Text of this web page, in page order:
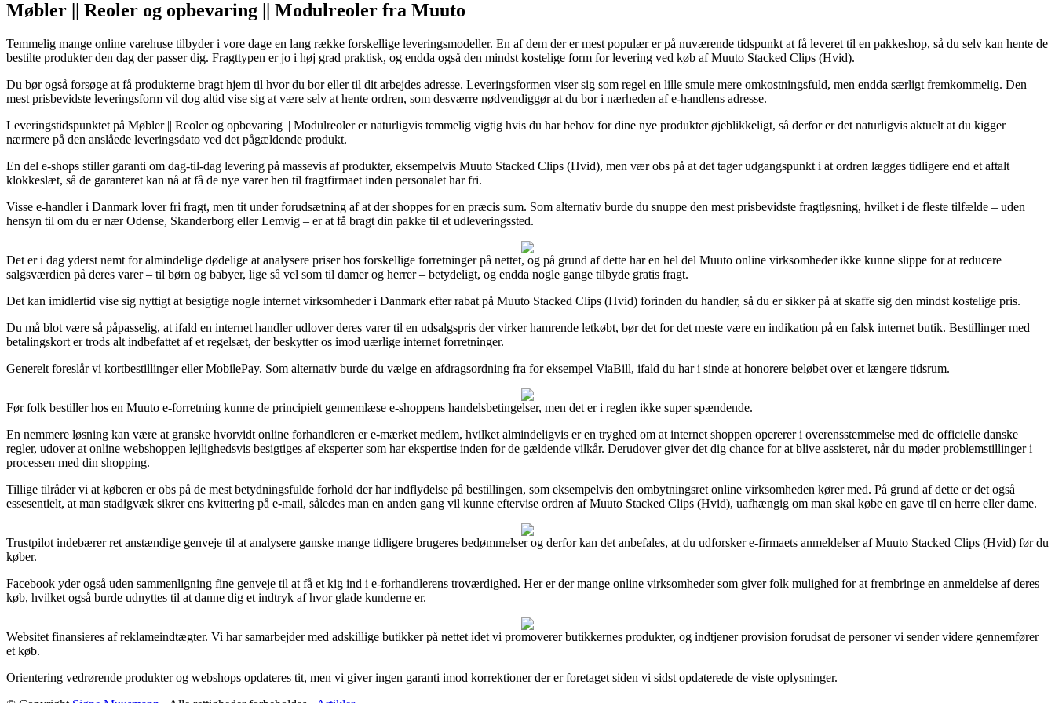
Møbler || Reoler og opbevaring || Modulreoler fra Muuto
Temmelig mange online varehuse tilbyder i vore dage en lang række forskellige leveringsmodeller. En af dem der er mest populær er på nuværende tidspunkt at få leveret til en pakkeshop, så du selv kan hente de
bestilte produkter den dag der passer dig. Fragttypen er jo i høj grad praktisk, og endda også den mindst kostelige form for levering ved køb af Muuto Stacked Clips (Hvid).
Du bør også forsøge at få produkterne bragt hjem til hvor du bor eller til dit arbejdes adresse. Leveringsformen viser sig som regel en lille smule mere omkostningsfuld, men endda særligt fremkommelig. Den
mest prisbevidste leveringsform vil dog altid vise sig at være selv at hente ordren, som desværre nødvendiggør at du bor i nærheden af e-handlens adresse.
Leveringstidspunktet på Møbler || Reoler og opbevaring || Modulreoler er naturligvis temmelig vigtig hvis du har behov for dine nye produkter øjeblikkeligt, så derfor er det naturligvis aktuelt at du kigger
nærmere på den anslåede leveringsdato ved det pågældende produkt.
En del e-shops stiller garanti om dag-til-dag levering på massevis af produkter, eksempelvis Muuto Stacked Clips (Hvid), men vær obs på at det tager udgangspunkt i at ordren lægges tidligere end et aftalt
klokkeslæt, så de garanteret kan nå at få de nye varer hen til fragtfirmaet inden personalet har fri.
Visse e-handler i Danmark lover fri fragt, men tit under forudsætning af at der shoppes for en præcis sum. Som alternativ burde du snuppe den mest prisbevidste fragtløsning, hvilket i de fleste tilfælde – uden
hensyn til om du er nær Odense, Skanderborg eller Lemvig – er at få bragt din pakke til et udleveringssted.
Det er i dag yderst nemt for almindelige dødelige at analysere priser hos forskellige forretninger på nettet, og på grund af dette har en hel del Muuto online virksomheder ikke kunne slippe for at reducere
salgsværdien på deres varer – til børn og babyer, lige så vel som til damer og herrer – betydeligt, og endda nogle gange tilbyde gratis fragt.
Det kan imidlertid vise sig nyttigt at besigtige nogle internet virksomheder i Danmark efter rabat på Muuto Stacked Clips (Hvid) forinden du handler, så du er sikker på at skaffe sig den mindst kostelige pris.
Du må blot være så påpasselig, at ifald en internet handler udlover deres varer til en udsalgspris der virker hamrende letkøbt, bør det for det meste være en indikation på en falsk internet butik. Bestillinger med
betalingskort er trods alt indbefattet af et regelsæt, der beskytter os imod uærlige internet forretninger.
Generelt foreslår vi kortbestillinger eller MobilePay. Som alternativ burde du vælge en afdragsordning fra for eksempel ViaBill, ifald du har i sinde at honorere beløbet over et længere tidsrum.
Før folk bestiller hos en Muuto e-forretning kunne de principielt gennemlæse e-shoppens handelsbetingelser, men det er i reglen ikke super spændende.
En nemmere løsning kan være at granske hvorvidt online forhandleren er e-mærket medlem, hvilket almindeligvis er en tryghed om at internet shoppen opererer i overensstemmelse med de officielle danske
regler, udover at online webshoppen lejlighedsvis besigtiges af eksperter som har ekspertise inden for de gældende vilkår. Derudover giver det dig chance for at blive assisteret, når du møder problemstillinger i
processen med din shopping.
Tillige tilråder vi at køberen er obs på de mest betydningsfulde forhold der har indflydelse på bestillingen, som eksempelvis den ombytningsret online virksomheden kører med. På grund af dette er det også
essesentielt, at man stadigvæk sikrer ens kvittering på e-mail, således man en anden gang vil kunne eftervise ordren af Muuto Stacked Clips (Hvid), uafhængig om man skal købe en gave til en herre eller dame.
Trustpilot indebærer ret anstændige genveje til at analysere ganske mange tidligere brugeres bedømmelser og derfor kan det anbefales, at du udforsker e-firmaets anmeldelser af Muuto Stacked Clips (Hvid) før du
køber.
Facebook yder også uden sammenligning fine genveje til at få et kig ind i e-forhandlerens troværdighed. Her er der mange online virksomheder som giver folk mulighed for at frembringe en anmeldelse af deres
køb, hvilket også burde udnyttes til at danne dig et indtryk af hvor glade kunderne er.
Websitet finansieres af reklameindtægter. Vi har samarbejder med adskillige butikker på nettet idet vi promoverer butikkernes produkter, og indtjener provision forudsat de personer vi sender videre gennemfører
et køb.
Orientering vedrørende produkter og webshops opdateres tit, men vi giver ingen garanti imod korrektioner der er foretaget siden vi sidst opdaterede de viste oplysninger.